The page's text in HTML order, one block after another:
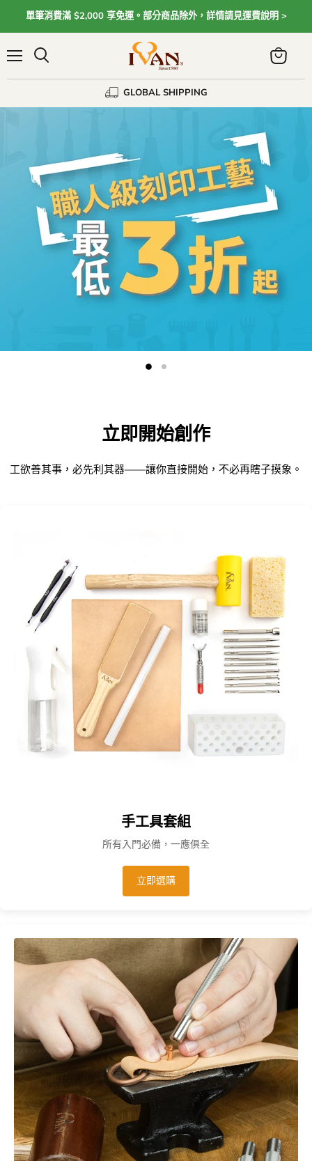
單筆消費滿 $2,000 享免運。部分商品除外，詳情請見運費說明 >
GLOBAL SHIPPING
View
cart
SlideSlide
立即開始創作
工欲善其事，必先利其器——讓你直接開始，不必再瞎子摸象。
手工具套組
所有入門必備，一應俱全
立即選購